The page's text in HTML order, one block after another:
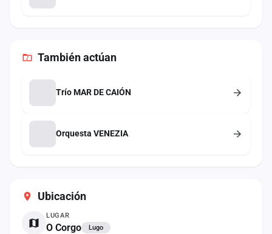
Ubicación
LUGAR
O Corgo Lugo
Tambiénactúan
Trío MAR DE CAIÓN
Orquesta VENEZIA